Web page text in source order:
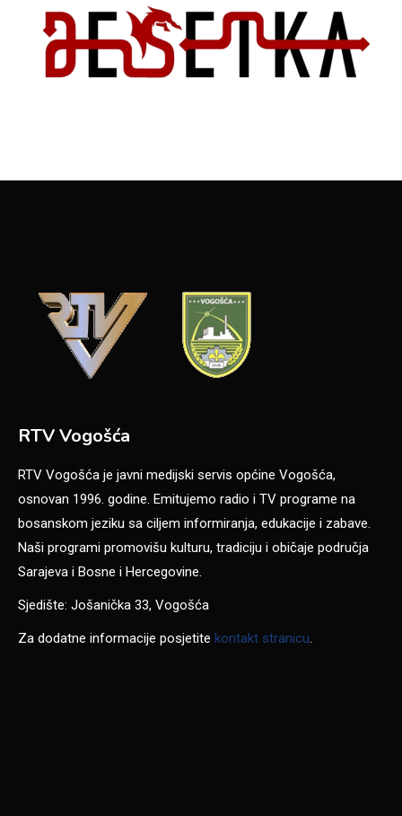
RTV Vogošća
RTV Vogošća je javni medijski servis općine Vogošća,
osnovan 1996. godine. Emitujemo radio i TV programe na
bosanskom jeziku sa ciljem informiranja, edukacije i zabave.
Naši programi promovišu kulturu, tradiciju i običaje područja
Sarajeva i Bosne i Hercegovine.
Sjedište: Jošanička 33, Vogošća
Za dodatne informacije posjetite kontakt stranicu